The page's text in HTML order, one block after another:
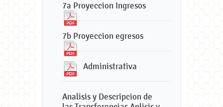
7a Proyeccion Ingresos
7b Proyeccion egresos
Administrativa
Analisis y Descripcion de